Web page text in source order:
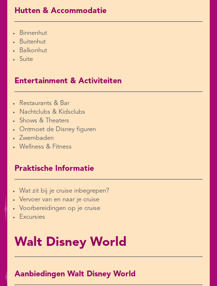
Hutten & Accommodatie
Binnenhut
Buitenhut
Balkonhut
Suite
Entertainment & Activiteiten
Restaurants & Bar
Nachtclubs & Kidsclubs
Shows & Theaters
Ontmoet de Disney figuren
Zwembaden
Wellness & Fitness
Praktische Informatie
Wat zit bij je cruise inbegrepen?
Vervoer van en naar je cruise
Voorbereidingen op je cruise
Excursies
Walt Disney World
Aanbiedingen Walt Disney World